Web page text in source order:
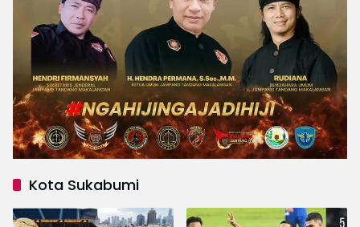
Kota Sukabumi